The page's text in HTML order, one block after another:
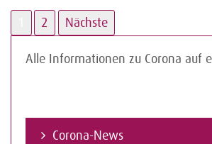
2 Nächste
Alle Informationen zu Corona auf
Corona-News